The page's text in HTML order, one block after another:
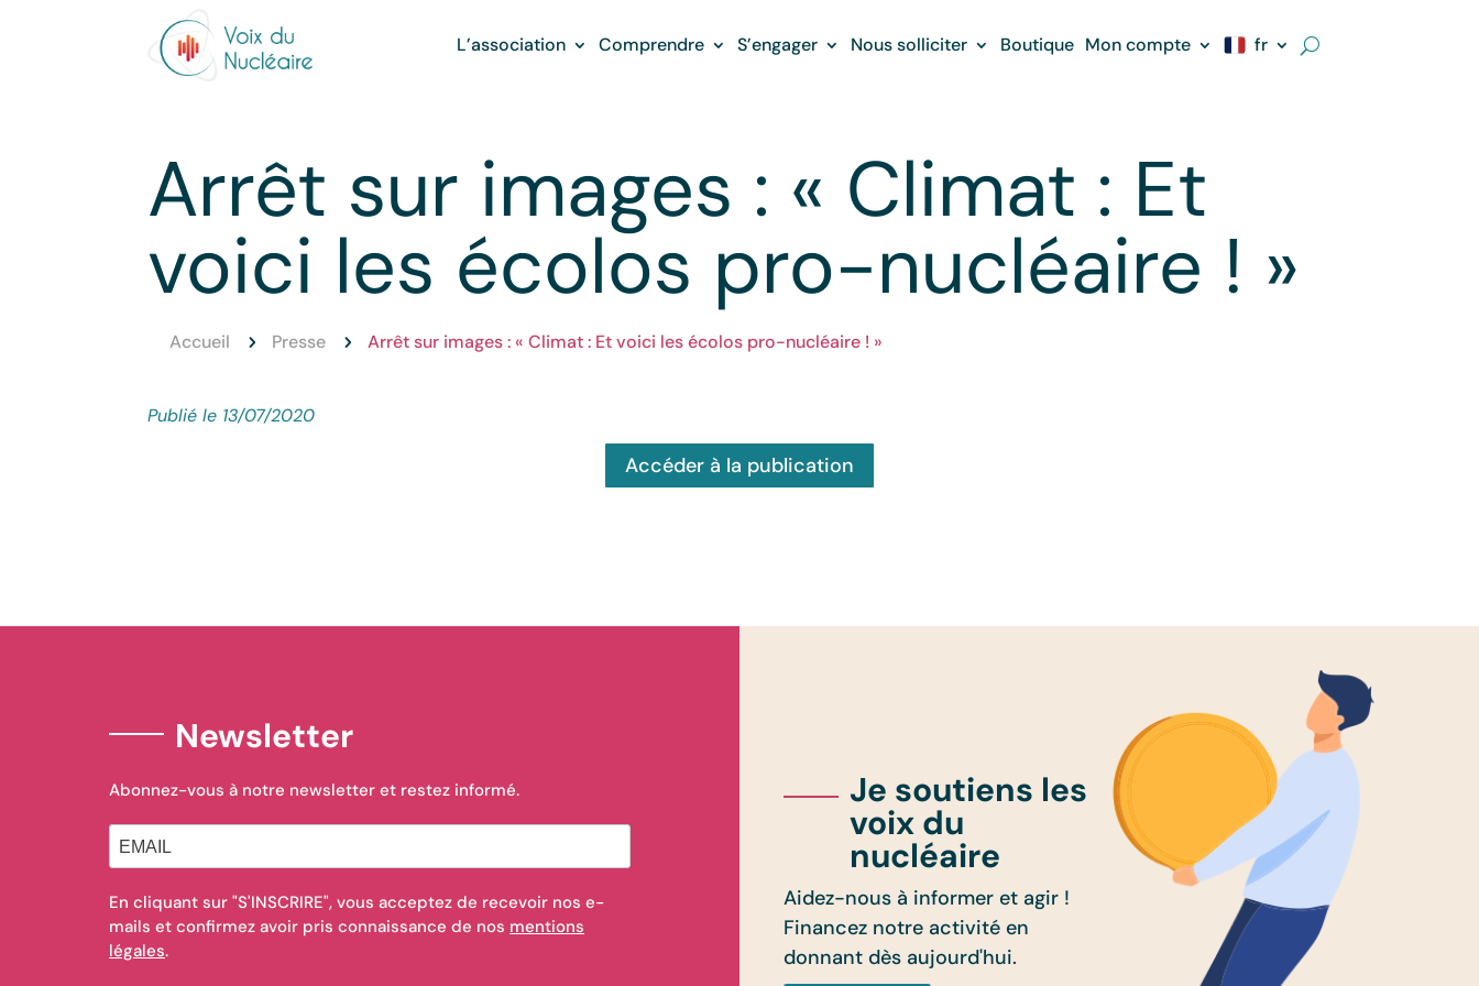
L’association Comprendre S’engager Nous solliciter Boutique Mon compte fr
Arrêt sur images : « Climat : Et
voici les écolos pro-nucléaire ! »
Accueil 5 Presse 5 Arrêt sur images : « Climat : Et voici les écolos pro-nucléaire ! »
Publié le 13/07/2020
Accéder à la publication
Newsletter
Abonnez-vous à notre newsletter et restez informé.
En cliquant sur "S'INSCRIRE", vous acceptez de recevoir nos e-
mails et confirmez avoir pris connaissance de nos mentions
légales.
Je soutiens les
voix du
nucléaire
Aidez-nous à informer et agir !
Financez notre activité en
donnant dès aujourd'hui.